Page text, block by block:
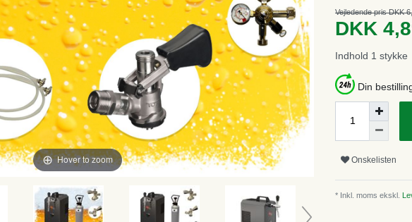
Hover to zoom
Vejledende pris DKK
DKK
Indhold 1 stykke
Din
Onskelisten
* Inkl. moms ekskl.